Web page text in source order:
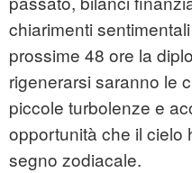
chiarimenti
prossime 48 ore la
rigenerarsi saranno le
piccole turbolenze e
opportunità che il cielo
segno zodiacale.